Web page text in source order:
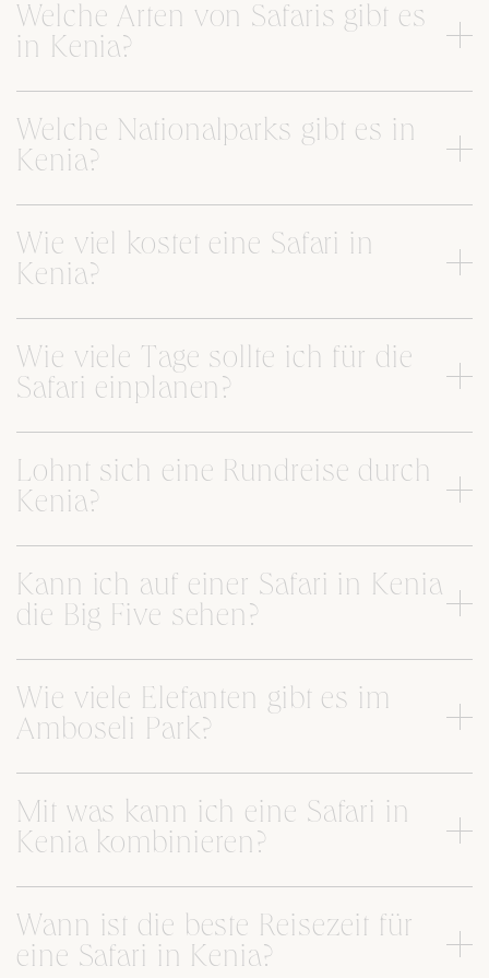
Welche Arten von Safaris gibt es
in Kenia?
Welche Nationalparks gibt es in
Kenia?
Wie viel kostet eine Safari in
Kenia?
Wie viele Tage sollte ich für die
Safari einplanen?
Lohnt sich eine Rundreise durch
Kenia?
Kann ich auf einer Safari in Kenia
die Big Five sehen?
Wie viele Elefanten gibt es im
Amboseli Park?
Mit was kann ich eine Safari in
Kenia kombinieren?
Wann ist die beste Reisezeit für
eine Safari in Kenia?